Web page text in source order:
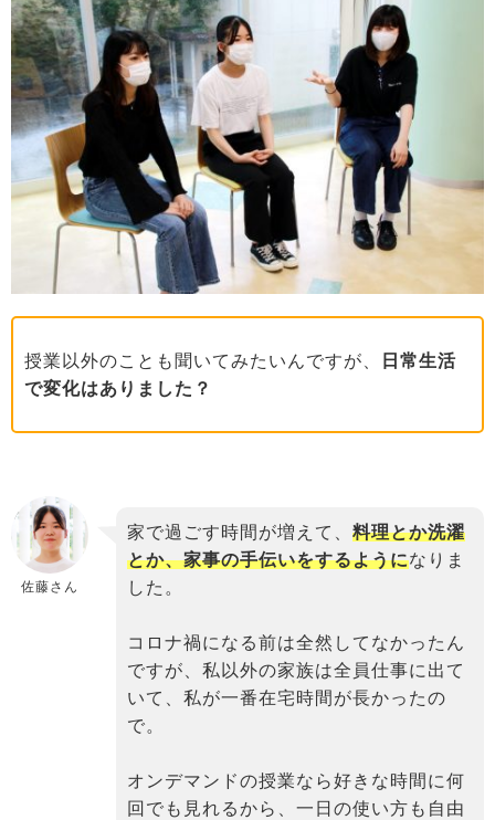
授業以外のことも聞いてみたいんですが、
日常生活
で変化はありました？
binary
comment
佐藤さん
家で過ごす時間が増えて、 料理とか洗濯
とか、家事の手伝いをするようになりま
した。
コロナ禍になる前は全然してなかったん
ですが、私以外の家族は全員仕事に出て
いて、私が一番在宅時間が長かったの
で。
オンデマンドの授業なら好きな時間に何
回でも見れるから、一日の使い方も自由